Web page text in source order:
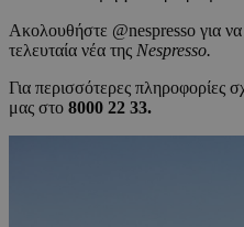
Ακολουθήστε @nespresso για
τελευταία νέα της Nespresso.
Για περισσότερες πληροφορίες
μας στο 8000 22 33.